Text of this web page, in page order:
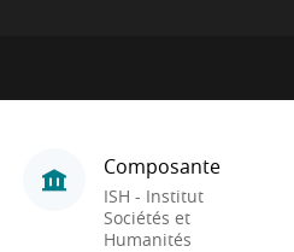
Composante
ISH - Institut
Sociétés et
Humanités